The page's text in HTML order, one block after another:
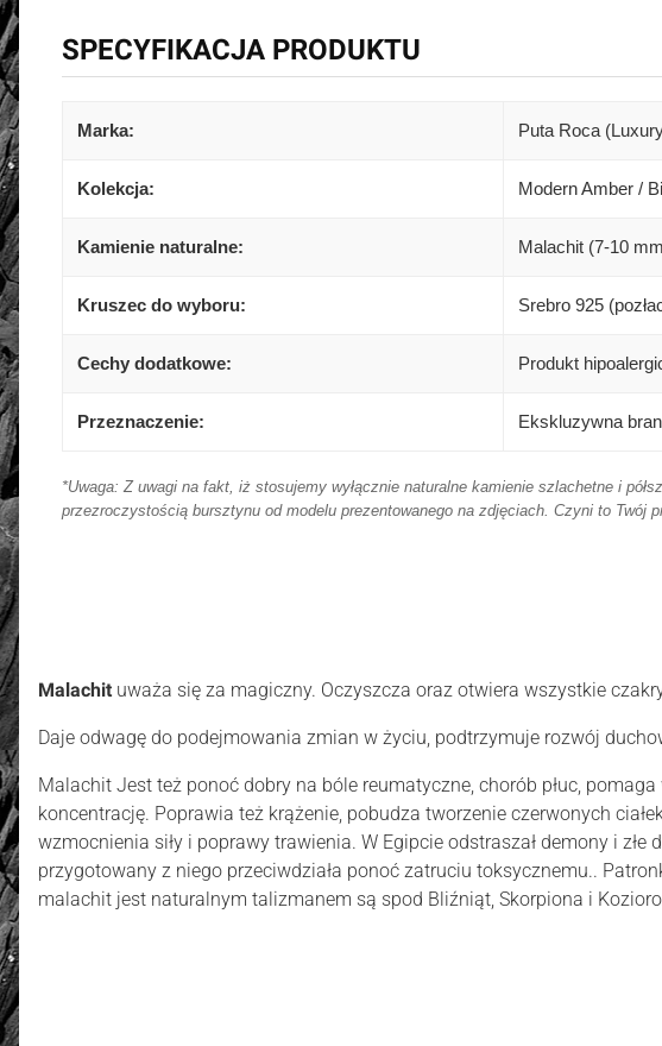
SPECYFIKACJA PRODUKTU
Marka: Puta Roca
Kolekcja: Modern Amber /
Kamienie naturalne: Malachit (7-10
Kruszec do wyboru: Srebro 925
Cechy dodatkowe: Produkt
Przeznaczenie: Ekskluzywna
*Uwaga: Z uwagi na fakt, iż stosujemy wyłącznie naturalne kamienie szlachetne i
przezroczystością bursztynu od modelu prezentowanego na zdjęciach. Czyni to Twój
Malachit uważa się za magiczny. Oczyszcza oraz otwiera wszystkie
Daje odwagę do podejmowania zmian w życiu, podtrzymuje rozwój
Malachit Jest też ponoć dobry na bóle reumatyczne, chorób płuc,
koncentrację. Poprawia też krążenie, pobudza tworzenie czerwonych
wzmocnienia siły i poprawy trawienia. W Egipcie odstraszał demony i
przygotowany z niego przeciwdziała ponoć zatruciu toksycznemu..
malachit jest naturalnym talizmanem są spod Bliźniąt, Skorpiona i